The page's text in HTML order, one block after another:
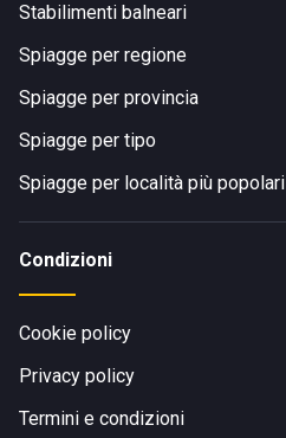
Stabilimenti balneari
Spiagge per regione
Spiagge per provincia
Spiagge per tipo
Spiagge per località più popolari
Condizioni
Cookie policy
Privacy policy
Termini e condizioni